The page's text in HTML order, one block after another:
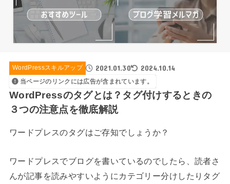
WordPressスキルアップ 2021.01.30 2024.10.14
当ページのリンクには広告が含まれています。
WordPressのタグとは？タグ付けするときの
３つの注意点を徹底解説
ワードプレスのタグはご存知でしょうか？
ワードプレスでブログを書いているのでしたら、読者さ
んが記事を読みやすいようにカテゴリー分けしたりタグ